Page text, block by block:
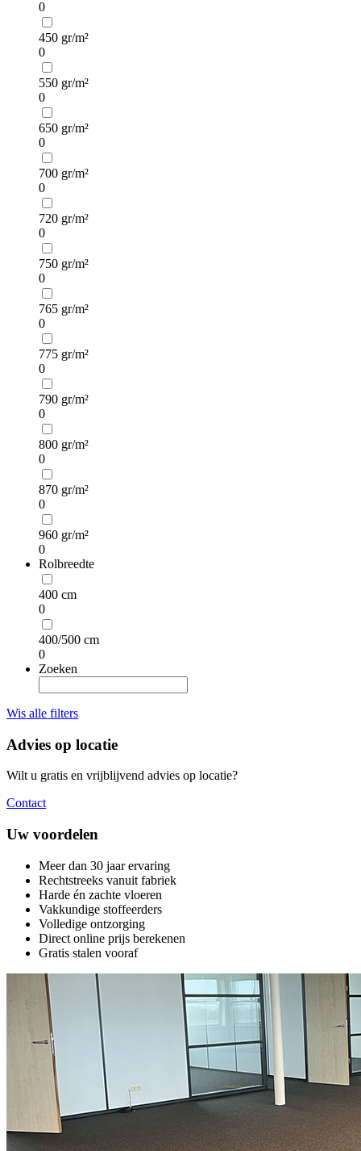
0
450 gr/m²
0
550 gr/m²
0
650 gr/m²
0
700 gr/m²
0
720 gr/m²
0
750 gr/m²
0
765 gr/m²
0
775 gr/m²
0
790 gr/m²
0
800 gr/m²
0
870 gr/m²
0
960 gr/m²
0
Rolbreedte
400 cm
0
400/500 cm
0
Zoeken
Wis alle filters
Advies op locatie
Wilt u gratis en vrijblijvend advies op locatie?
Contact
Uw voordelen
Meer dan 30 jaar ervaring
Rechtstreeks vanuit fabriek
Harde én zachte vloeren
Vakkundige stoffeerders
Volledige ontzorging
Direct online prijs berekenen
Gratis stalen vooraf